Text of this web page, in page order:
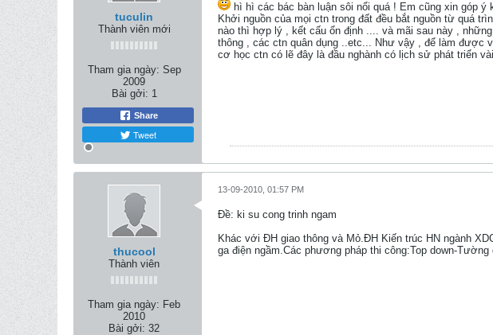
tuculin
Thành viên mới
Tham gia ngày: Sep
2009
Bài gởi: 1
Share
Tweet
hì hì các bác bàn luận sôi nổi quá ! Em cũng xin góp ý
Khởi nguồn của mọi ctn trong đất đều bắt nguồn từ quá
nào thì hợp lý , kết cấu ổn định .... và mãi sau này ,
thông , các ctn quân dụng ..etc... Như vậy , để làm được
cơ học ctn có lẽ đây là đầu nghành có lịch sử phát triển
thucool
Thành viên
Tham gia ngày: Feb
2010
Bài gởi: 32
13-09-2010, 01:57 PM
Ðề: ki su cong trinh ngam
Khác với ĐH giao thông và Mỏ.ĐH Kiến trúc HN ngành
ga điện ngầm.Các phương pháp thi công:Top down-